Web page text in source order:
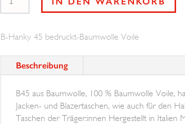
small
Motif/
Structur
B-Hanky 45 bedruckt-Baumwolle Voile
Beschreibung
B45 aus Baumwolle, 100 % Baumwolle Voile,
Jacken- und Blazertaschen, wie auch für den
Taschen der Träger:innen Hergestellt in Italien